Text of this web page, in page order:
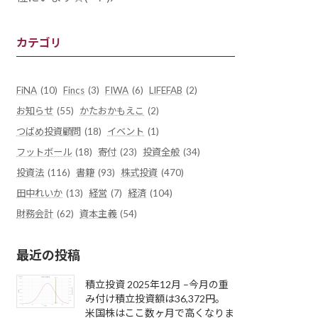
カテゴリ
FiNA (10) Fincs (3) FIWA (6) LIFEFAB (2)
お知らせ (55) かたおかもえこ (2)
つばめ投資顧問 (18) イベント (1)
フットボール (18) 寄付 (23) 投資全般 (34)
投資法 (116) 書籍 (93) 株式投資 (470)
田中れいか (13) 経営 (7) 経済 (104)
財務会計 (62) 資本主義 (54)
最近の投稿
積立投資 2025年12月 –今月の重
み付け積立投資額は36,372円。
米国株はここ数ヶ月で高くなりま